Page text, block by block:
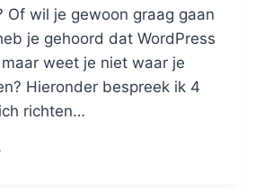
Of wil je gewoon graag gaan
je gehoord dat WordPress
weet je niet waar je
Hieronder bespreek ik 4
richten…